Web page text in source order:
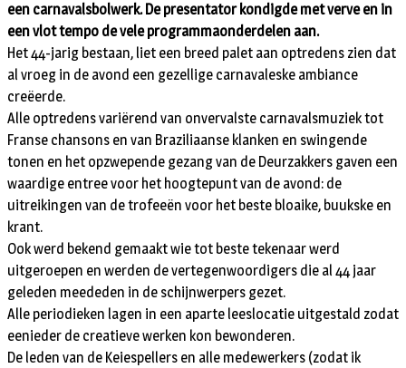
een carnavalsbolwerk. De presentator kondigde met verve en in
een vlot tempo de vele programmaonderdelen aan.
Het 44-jarig bestaan, liet een breed palet aan optredens zien dat
al vroeg in de avond een gezellige carnavaleske ambiance
creëerde.
Alle optredens variërend van onvervalste carnavalsmuziek tot
Franse chansons en van Braziliaanse klanken en swingende
tonen en het opzwepende gezang van de Deurzakkers gaven een
waardige entree voor het hoogtepunt van de avond: de
uitreikingen van de trofeeën voor het beste bloaike, buukske en
krant.
Ook werd bekend gemaakt wie tot beste tekenaar werd
uitgeroepen en werden de vertegenwoordigers die al 44 jaar
geleden meededen in de schijnwerpers gezet.
Alle periodieken lagen in een aparte leeslocatie uitgestald zodat
eenieder de creatieve werken kon bewonderen.
De leden van de Keiespellers en alle medewerkers (zodat ik